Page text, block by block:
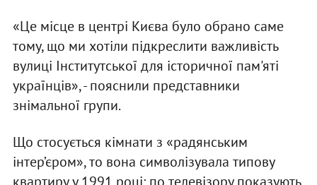
«Це місце в центрі Києва було обрано саме
тому, що ми хотіли підкреслити важливість
вулиці Інститутської для історичної пам'яті
українців», - пояснили представники
знімальної групи.
Що стосується кімнати з «радянським
інтер’єром», то вона символізувала типову